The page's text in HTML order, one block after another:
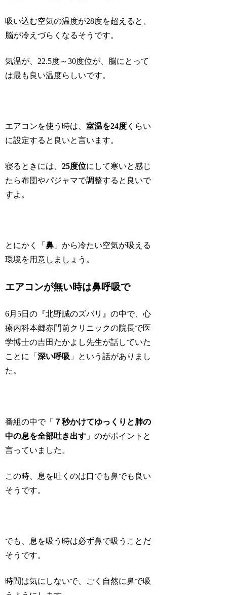
吸い込む空気の温度が28度を超えると、
脳が冷えづらくなるそうです。
気温が、22.5度～30度位が、脳にとって
は最も良い温度らしいです。
エアコンを使う時は、室温を24度 くらい
に設定すると良いと言います。
寝るときには、25度位にして寒いと感じ
たら布団やパジャマで調整すると良いで
すよ。
とにかく「鼻 」から冷たい空気が吸える
環境を用意しましょう。
エアコンが無い時は鼻呼吸で
6月5日の『北野誠のズバリ』の中で、心
療内科本郷赤門前クリニックの院長で医
学博士の吉田たかよし先生が話していた
ことに「深い呼吸 」という話がありまし
た。
番組の中で「 ７秒かけてゆっくりと肺の
中の息を全部吐き出す 」のがポイントと
言っていました。
この時、息を吐くのは口でも鼻でも良い
そうです。
でも、息を吸う時は必ず鼻で吸うことだ
そうです。
時間は気にしないで、ごく自然に鼻で吸